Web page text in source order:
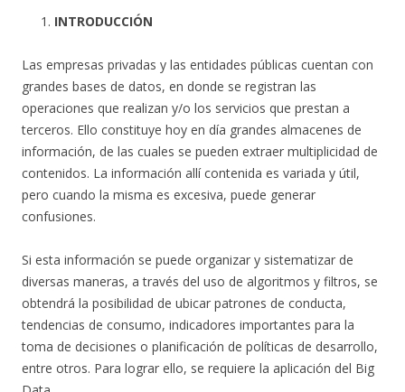
INTRODUCCIÓN
Las empresas privadas y las entidades públicas cuentan con
grandes bases de datos, en donde se registran las
operaciones que realizan y/o los servicios que prestan a
terceros. Ello constituye hoy en día grandes almacenes de
información, de las cuales se pueden extraer multiplicidad de
contenidos. La información allí contenida es variada y útil,
pero cuando la misma es excesiva, puede generar
confusiones.
Si esta información se puede organizar y sistematizar de
diversas maneras, a través del uso de algoritmos y filtros, se
obtendrá la posibilidad de ubicar patrones de conducta,
tendencias de consumo, indicadores importantes para la
toma de decisiones o planificación de políticas de desarrollo,
entre otros. Para lograr ello, se requiere la aplicación del Big